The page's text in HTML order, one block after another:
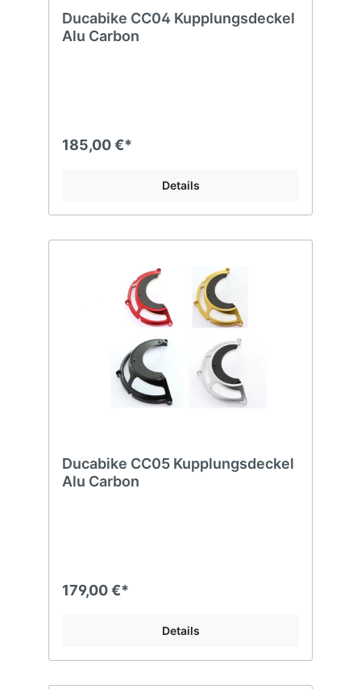
Ducabike CC04 Kupplungsdeckel
Alu Carbon
185,00 €*
Details
Ducabike CC05 Kupplungsdeckel
Alu Carbon
179,00 €*
Details